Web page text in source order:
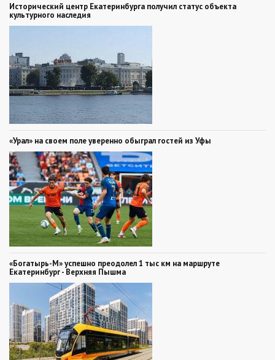
Исторический центр Екатеринбурга получил статус объекта
культурного наследия
«Урал» на своем поле уверенно обыграл гостей из Уфы
«Богатырь-М» успешно преодолел 1 тыс км на маршруте
Екатеринбург - Верхняя Пышма